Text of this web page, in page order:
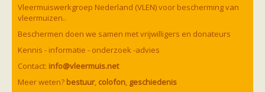
Vleermuizen in de tuin
Aankondiging activiteiten
Ik ben op zoek naar een detector
Ecologie en soorten
Hoe vleermuizen leven
Voedsel en jagen
Verblijfplaatsen
Echolocatie
Soorten
Vleermuiswerkgroep Nederland (VLEN) voor bescherming van
vleermuizen..
Beschermen doen we samen met vrijwilligers en donateurs
Kennis - informatie - onderzoek -advies
Contact: info@vleermuis.net
Meer weten? bestuur, colofon, geschiedenis